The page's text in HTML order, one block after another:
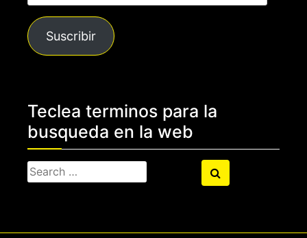
de
correo
electrónico
Suscribir
Teclea terminos para la
busqueda en la web
Search
for:
Search